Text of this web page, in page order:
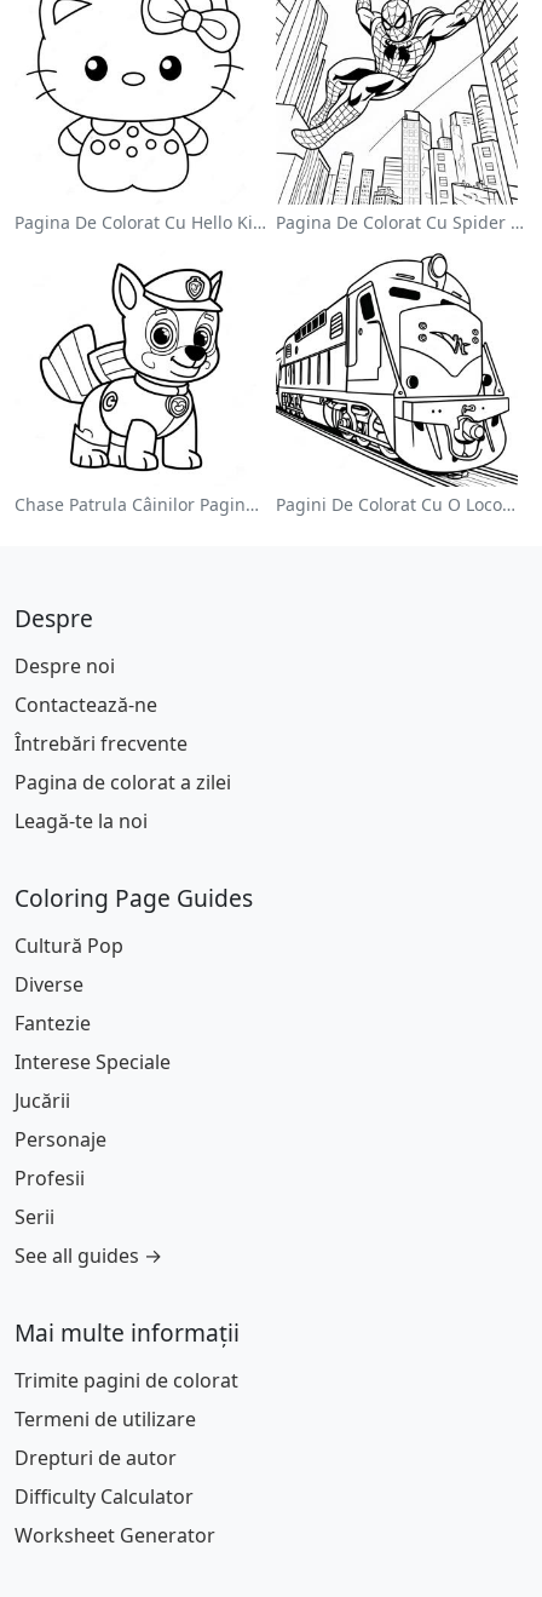
Pagina De Colorat Cu Hello Kitty Drăguță Cu Fundiță Pagina De Colorat Cu Spider Man Swinging Prin Oraș
Chase Patrula Câinilor Pagina De Colorat Pagini De Colorat Cu O Locomotivă Colorată
Despre
Despre noi
Contactează-ne
Întrebări frecvente
Pagina de colorat a zilei
Leagă-te la noi
Coloring Page Guides
Cultură Pop
Diverse
Fantezie
Interese Speciale
Jucării
Personaje
Profesii
Serii
See all guides →
Mai multe informații
Trimite pagini de colorat
Termeni de utilizare
Drepturi de autor
Difficulty Calculator
Worksheet Generator